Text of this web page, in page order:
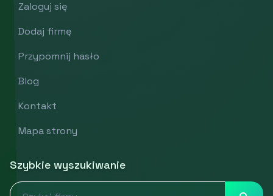
Zaloguj się
Dodaj firmę
Przypomnij hasło
Blog
Kontakt
Mapa strony
Szybkie wyszukiwanie